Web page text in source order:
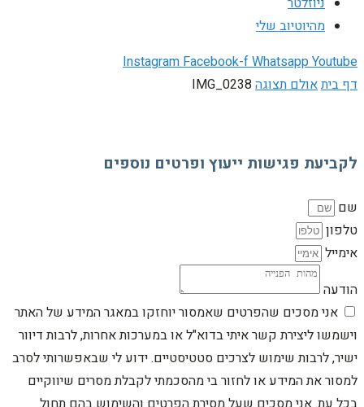
מהיוטיוב שלי
InstagramFacebook-fWhatsappYoutube
דף ביתאולם תצוגהIMG_0238
לקביעת פגישות ייעוץ ופרטים נוספים
שם
טלפון
אימייל
הודעה
אני מסכים שהפרטים שאמסור יוחזקו במאגר המידע של האתר
וישמשו ליצירת קשר איתי בדוא"ל או במערכות אחרות, לרבות דיוור
ישיר, לרבות שימוש לצרכים סטטיסטיים. ידוע לי שבאפשרותי לסרב
למסור את המידע או לחזור בי מהסכמתי לקבלת מסרים שיווקיים